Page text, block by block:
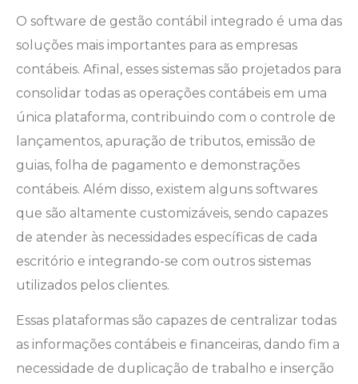
O software de gestão contábil integrado é uma das
soluções mais importantes para as empresas
contábeis. Afinal, esses sistemas são projetados para
consolidar todas as operações contábeis em uma
única plataforma, contribuindo com o controle de
lançamentos, apuração de tributos, emissão de
guias, folha de pagamento e demonstrações
contábeis. Além disso, existem alguns softwares
que são altamente customizáveis, sendo capazes
de atender às necessidades específicas de cada
escritório e integrando-se com outros sistemas
utilizados pelos clientes.
Essas plataformas são capazes de centralizar todas
as informações contábeis e financeiras, dando fim a
necessidade de duplicação de trabalho e inserção